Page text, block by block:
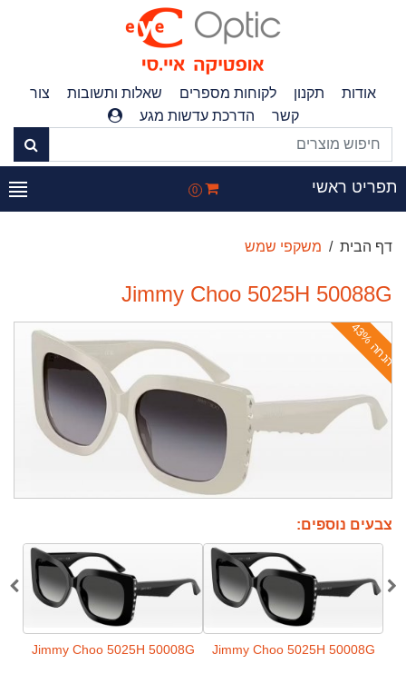
אודות תקנון לקוחות מספרים שאלות ותשובות
צור
קשר
הדרכת עדשות מגע
ראשי 0
דף הבית משקפי שמש
Jimmy Choo 5025H 50088G
ה
נ
ח
ה
4
3
צבעים נוספים:
Jimmy Choo 5025H 50008G
Jimmy Choo 5025H 50008G